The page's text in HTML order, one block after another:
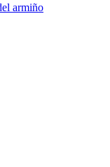
armiño